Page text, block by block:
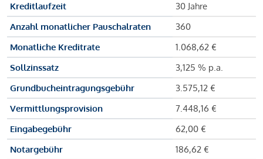
Kreditlaufzeit
30 Jahre
Anzahl monatlicher Pauschalraten
360
Monatliche Kreditrate
1.068,62 €
Sollzinssatz
3,125 % p.a.
Grundbucheintragungsgebühr
3.575,12 €
Vermittlungsprovision
7.448,16 €
Eingabegebühr
62,00 €
Notargebühr
186,62 €